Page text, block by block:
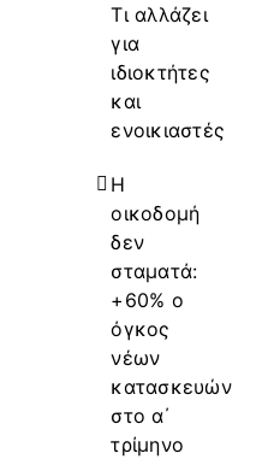
Τι αλλάζει
για
ιδιοκτήτες
και
ενοικιαστές
Η
οικοδομή
δεν
σταματά:
+60% ο
όγκος
νέων
κατασκευών
στο α΄
τρίμηνο